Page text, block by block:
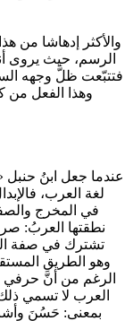
والأكثر إدهاشا من
الرسم، حيث يروى
فتتبّعت ظلَّ وجهه
وهذا الفعل من
عندما جعل ابنُ حنبل
لغة العرب،
في المخرج
نطقتها العربُ:
تشترك في صفة
وهو الطريق
الرغم من أنَّ حرفي
العرب لا تسمي ذلك
بمعنى: حَسُنَ